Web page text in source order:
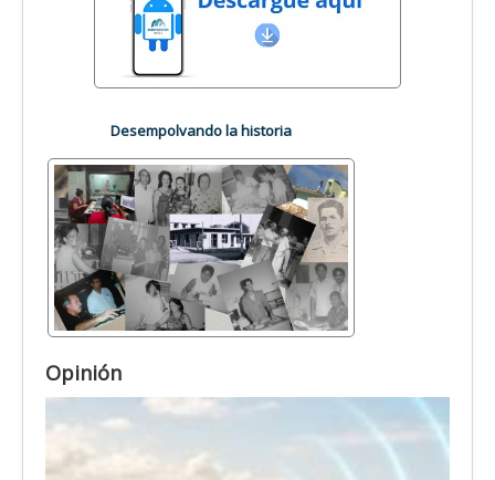
Desempolvando la historia
Opinión